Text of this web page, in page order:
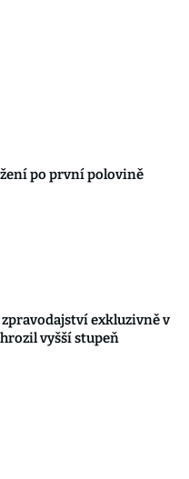
po první polovině
zpravodajství exkluzivně v
vyšší stupeň